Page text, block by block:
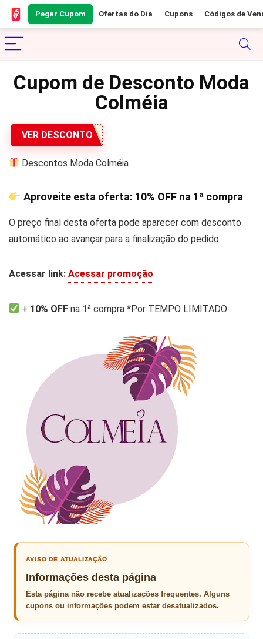
Pegar Cupom Ofertas do Dia Cupons Códigos de
Cupom de Desconto Moda
Colméia
VER DESCONTO
Descontos Moda Colméia
Aproveite esta oferta: 10% OFFna 1ª compra
O preço final desta oferta pode aparecer com desconto
automático ao avançar para a finalização do pedido.
Acessar link: Acessar promoção
+ 10% OFF na 1ª compra *Por TEMPO LIMITADO
AVISO DE ATUALIZAÇÃO
Informações desta página
Esta página não recebe atualizações frequentes. Alguns
cupons ou informações podem estar desatualizados.